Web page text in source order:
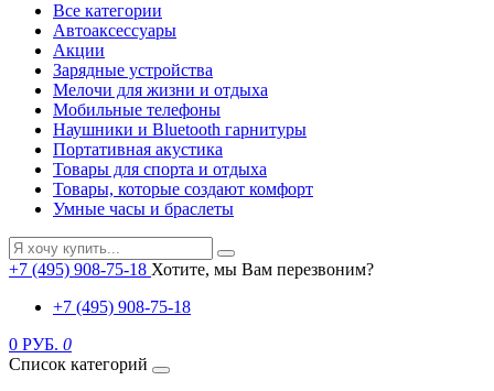
Все категории
Автоаксессуары
Акции
Зарядные устройства
Мелочи для жизни и отдыха
Мобильные телефоны
Наушники и Bluetooth гарнитуры
Портативная акустика
Товары для спорта и отдыха
Товары, которые создают комфорт
Умные часы и браслеты
+7 (495) 908-75-18 Хотите, мы Вам перезвоним?
+7 (495) 908-75-18
0 РУБ. 0
Список категорий